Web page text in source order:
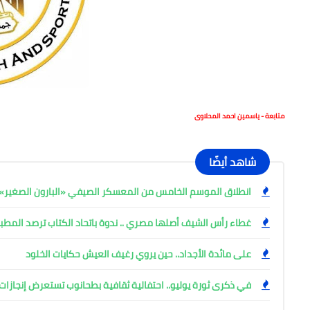
متابعة - ياسمين احمد المحلاوى
شاهد أيضًا
انطلاق الموسم الخامس من المعسكر الصيفي «البارون الصغير»
غطاء رأس الشيف أصلها مصري .. ندوة باتحاد الكتاب ترصد
على مائدة الأجداد.. حين يروي رغيف العيش حكايات الخلود
في ذكرى ثورة يوليو.. احتفالية ثقافية بطحانوب تستعرض